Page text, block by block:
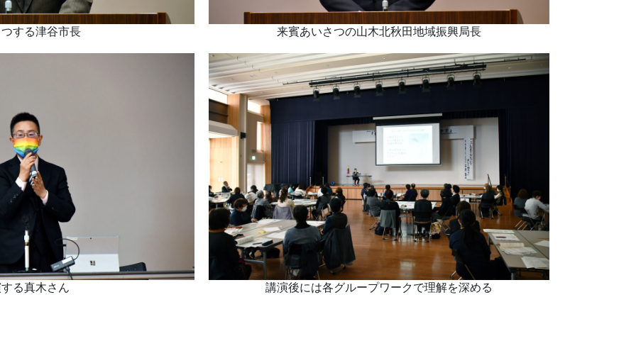
する津谷市長 来賓あいさつの山木北秋田地域振興局長
る真木さん 講演後には各グループワークで理解を深める